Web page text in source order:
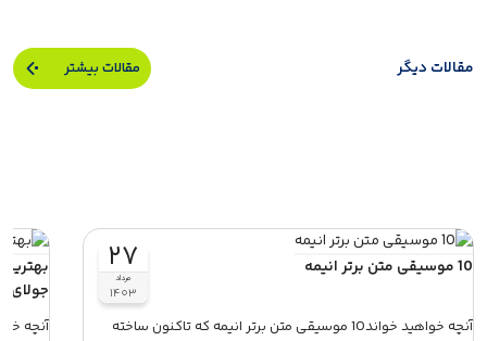
مقالات دیگر مقالات بیشتر
۲۷
مرداد
۱۴۰۳
10 موسیقی متن برتر انیمه‌
آنچه خواهید خواند10 موسیقی متن برتر انیمه که تاکنون ساخته
جولای